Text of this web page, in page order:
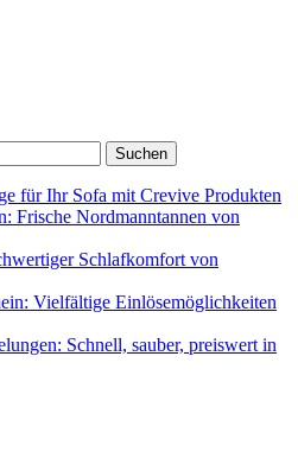
Suchen
für Ihr Sofa mit Crevive Produkten
Frische Nordmanntannen von
Schlafkomfort von
Vielfältige Einlösemöglichkeiten
Schnell, sauber, preiswert in